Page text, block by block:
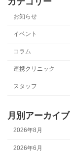
お知らせ
イベント
コラム
連携クリニック
スタッフ
月別アーカイブ
2026年8月
2026年6月